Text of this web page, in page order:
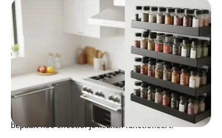
Elke thuiskok kent het probleem: kruidentubes rollen
weg, potjes verdwijnen achter elkaar, en bij het koken
zoek je constant naar dat ene kruidje. Een goed
kruidenrek transformeert deze chaos in een
georganiseerd systeem dat niet alleen overzicht
biedt, maar ook je kookplezier verhoogt. De keuze
tussen staand, hangend of een lade-oplossing
bepaalt hoe effectief je keuken functioneert.